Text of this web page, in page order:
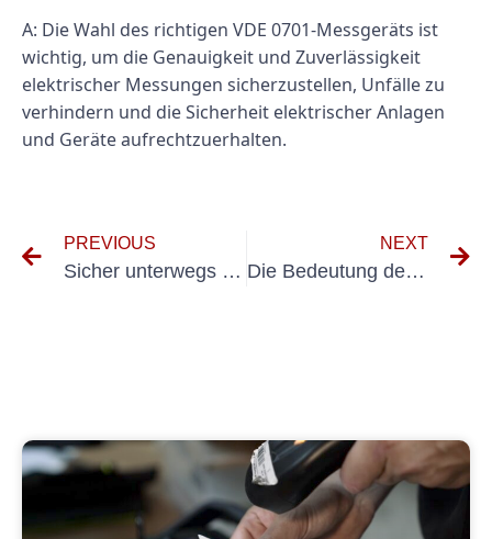
A: Die Wahl des richtigen VDE 0701-Messgeräts ist
wichtig, um die Genauigkeit und Zuverlässigkeit
elektrischer Messungen sicherzustellen, Unfälle zu
verhindern und die Sicherheit elektrischer Anlagen
und Geräte aufrechtzuerhalten.
PREVIOUS
Sicher unterwegs mit UVV für Firmenwagen
NEXT
Die Bedeutung der UVV-Prüfung in der Lebensmittelindustrie verstehen